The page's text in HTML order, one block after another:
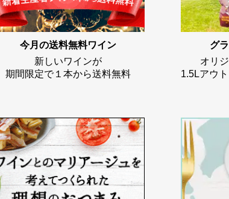
今月の送料無料ワイン
新しいワインが
期間限定で１本から送料無料
グ
オリ
1.5Lアウ